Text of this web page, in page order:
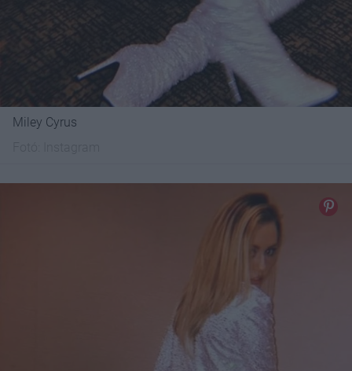
Miley Cyrus